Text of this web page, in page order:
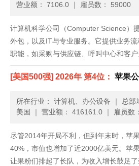
营业额： 7106.0 ｜ 雇员数： 59000
计算机科学公司（Computer Science）
外包，以及IT与专业服务。它提供业务
职能，如采购与供应链、呼叫中心和客户
赔处理与物流。这家公司的IT与专业服
和其他专业服务。系统集成包括完整信息
[美国500强] 2026年 第4位： 苹果
所在行业： 计算机、办公设备 ｜ 总部
美国
｜ 营业额： 416161.0 ｜ 雇员数
尽管2014年开局不利，但到年末时，苹
40%，市值也增加了近2000亿美元。苹
让果粉们排起了长队，为收入增长鼓足了